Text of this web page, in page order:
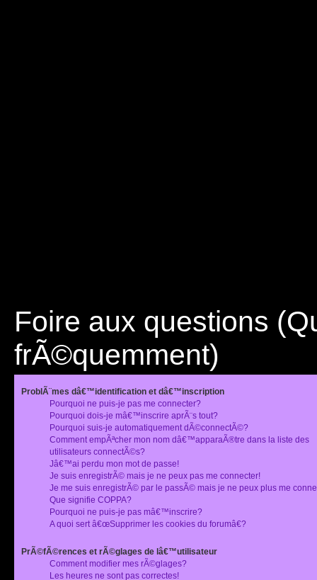
Foire aux questions
frÃ©quemment)
ProblÃ¨mes dâ€™identification et dâ€™inscription
Pourquoi ne puis-je pas me connecter?
Pourquoi dois-je mâ€™inscrire aprÃ¨s tout?
Pourquoi suis-je automatiquement dÃ©connectÃ©?
Comment empÃªcher mon nom dâ€™apparaÃ®tre dans la liste des
utilisateurs connectÃ©s?
Jâ€™ai perdu mon mot de passe!
Je suis enregistrÃ© mais je ne peux pas me connecter!
Je me suis enregistrÃ© par le passÃ© mais je ne peux plus me
Que signifie COPPA?
Pourquoi ne puis-je pas mâ€™inscrire?
A quoi sert â€œSupprimer les cookies du forumâ€?
PrÃ©fÃ©rences et rÃ©glages de lâ€™utilisateur
Comment modifier mes rÃ©glages?
Les heures ne sont pas correctes!